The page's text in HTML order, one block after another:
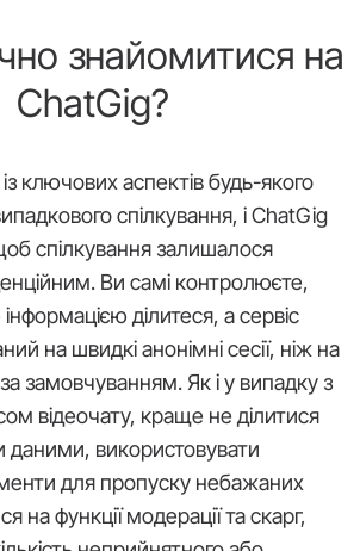
знайомитися на
ChatGig?
ключових аспектів будь-якого
спілкування, і ChatGig
спілкування залишалося
Ви самі контролюєте,
ділитеся, а сервіс
на швидкі анонімні сесії, ніж на
за замовчуванням. Як і у випадку з
відеочату, краще не ділитися
даними, використовувати
для пропуску небажаних
на функції модерації та скарг,